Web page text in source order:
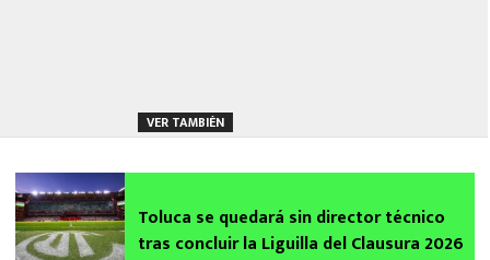
VER TAMBIÉN
Toluca se quedará sin director técnico
tras concluir la Liguilla del Clausura 2026